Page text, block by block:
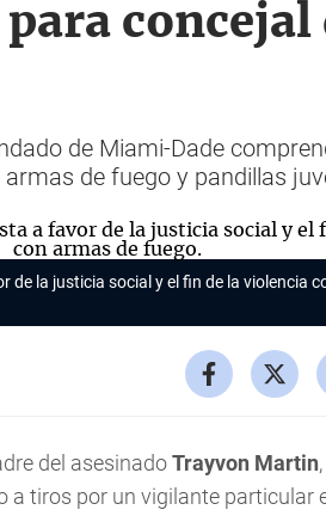
para
de Miami-Dade
de fuego y pandillas
de la justicia social y el fin de la violencia
del asesinadoTrayvon Martin
tiros por un vigilante particular